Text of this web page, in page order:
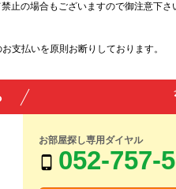
止の場合もございますので御注意下さ
支払いを原則お断りしております。
お部屋探し専用ダイヤル
052-757-